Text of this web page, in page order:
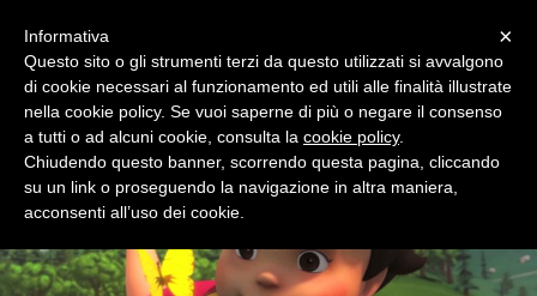
EDUCAZIONE ALLA SALUTE
Corsi, convegni e didattica di formazione e
aggiornamento per operatori della salute
×
Informativa
Questo sito o gli strumenti terzi da questo utilizzati si avvalgono
di cookie necessari al funzionamento ed utili alle finalità illustrate
nella cookie policy. Se vuoi saperne di più o negare il consenso
a tutti o ad alcuni cookie, consulta la cookie policy.
Chiudendo questo banner, scorrendo questa pagina, cliccando
su un link o proseguendo la navigazione in altra maniera,
acconsenti all’uso dei cookie.